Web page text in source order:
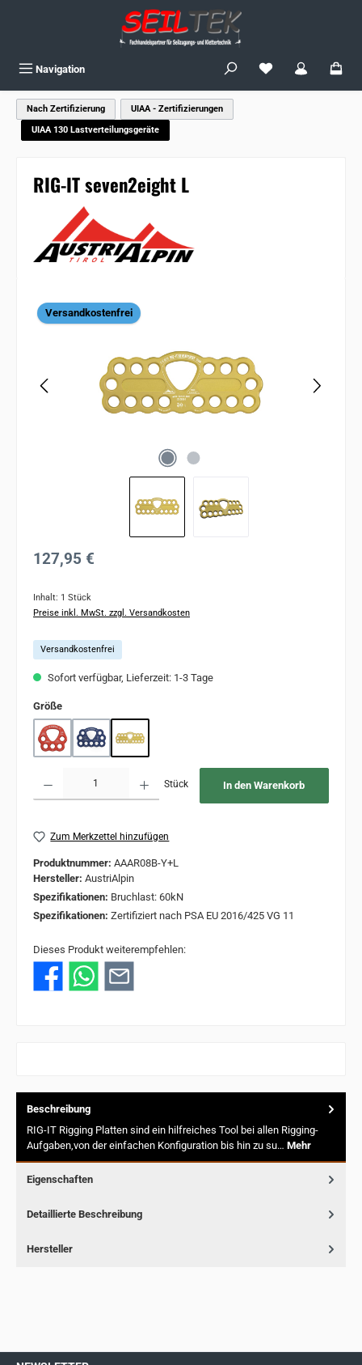
Navigation Du hast 0
Nach Zertifizierung
UIAA - Zertifizierungen
UIAA 130 Lastverteilungsgeräte
RIG-IT seven2eight L
Versandkostenfrei
Regulärer Preis:
127,95 €
Inhalt: 1 Stück
Preise inkl. MwSt. zzgl. Versandkosten
Versandkostenfrei
Sofort verfügbar, Lieferzeit: 1-3 Tage
Größeauswählen
S M L
Stück In den Warenkorb
Zum Merkzettel hinzufügen
Produktnummer: AAAR08B-Y+L
Hersteller: AustriAlpin
Spezifikationen: Bruchlast: 60kN
Spezifikationen: Zertifiziert nach PSA EU 2016/425 VG 11
Dieses Produkt weiterempfehlen:
Beschreibung
RIG-IT Rigging Platten sind ein hilfreiches Tool bei allen Rigging-
Aufgaben,von der einfachen Konfiguration bis hin zu su… Mehr
Eigenschaften
Detaillierte Beschreibung
Hersteller